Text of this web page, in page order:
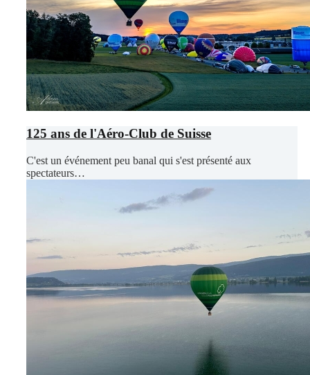
125 ans de l'Aéro-Club de Suisse
C'est un événement peu banal qui s'est présenté aux
spectateurs…